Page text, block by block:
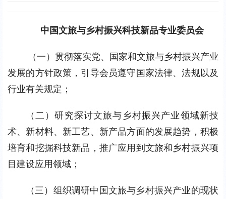
中国文旅与乡村振兴科技新品专业委员会
（一）贯彻落实党、国家和文旅与乡村振兴产业
发展的方针政策，引导会员遵守国家法律、法规以及
行业有关规定；
（二）研究探讨文旅与乡村振兴产业领域新技
术、新材料、新工艺、新产品方面的发展趋势，积极
培育和挖掘科技新品，推广应用到文旅和乡村振兴项
目建设应用领域；
（三）组织调研中国文旅与乡村振兴产业的现状